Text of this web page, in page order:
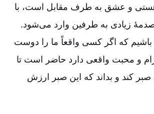
هستی و عشق به طرف مقابل است، با
زیادی به طرفین وارد می‌شود.
باشیم که اگر کسی واقعاً ما را دوست
و محبت واقعی دارد حاضر است تا
کند و بداند که این صبر ارزش